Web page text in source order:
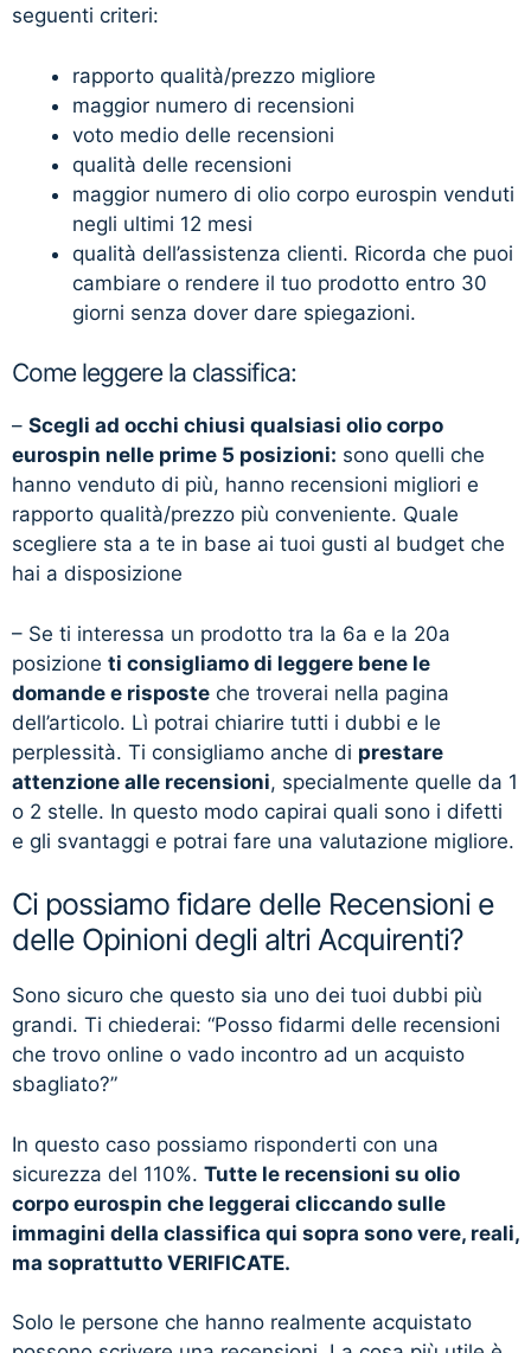
seguenti criteri:
rapporto qualità/prezzo migliore
maggior numero di recensioni
voto medio delle recensioni
qualità delle recensioni
maggior numero di olio corpo eurospin venduti
negli ultimi 12 mesi
qualità dell’assistenza clienti. Ricorda che puoi
cambiare o rendere il tuo prodotto entro 30
giorni senza dover dare spiegazioni.
Come leggere la classifica:
– Scegli ad occhi chiusi qualsiasi olio corpo
eurospin nelle prime 5 posizioni: sono quelli che
hanno venduto di più, hanno recensioni migliori e
rapporto qualità/prezzo più conveniente. Quale
scegliere sta a te in base ai tuoi gusti al budget che
hai a disposizione
– Se ti interessa un prodotto tra la 6a e la 20a
posizione ti consigliamo di leggere bene le
domande e risposte che troverai nella pagina
dell’articolo. Lì potrai chiarire tutti i dubbi e le
perplessità. Ti consigliamo anche di prestare
attenzione alle recensioni, specialmente quelle da 1
o 2 stelle. In questo modo capirai quali sono i difetti
e gli svantaggi e potrai fare una valutazione migliore.
Ci possiamo fidare delle Recensioni e
delle Opinioni degli altri Acquirenti?
Sono sicuro che questo sia uno dei tuoi dubbi più
grandi. Ti chiederai: “Posso fidarmi delle recensioni
che trovo online o vado incontro ad un acquisto
sbagliato?”
In questo caso possiamo risponderti con una
sicurezza del 110%. Tutte le recensioni su olio
corpo eurospin che leggerai cliccando sulle
immagini della classifica qui sopra sono vere, reali,
ma soprattutto VERIFICATE.
Solo le persone che hanno realmente acquistato